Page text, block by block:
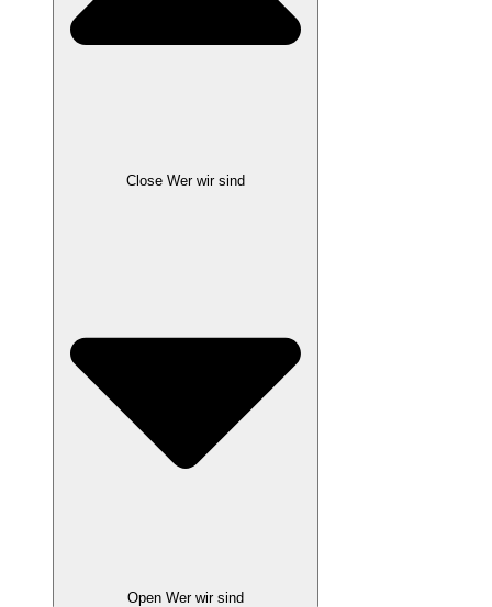
Close Wer wir sind
Open Wer wir sind